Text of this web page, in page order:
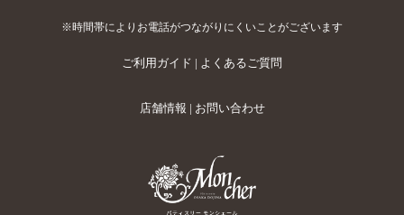
※時間帯によりお電話がつながりにくいことがございます
ご利用ガイド | よくあるご質問
店舗情報 | お問い合わせ